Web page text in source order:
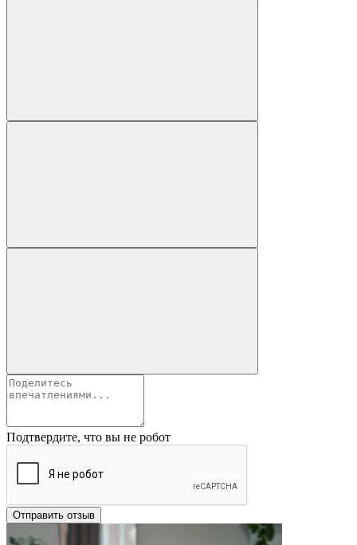
Подтвердите, что вы не робот
Отправить отзыв